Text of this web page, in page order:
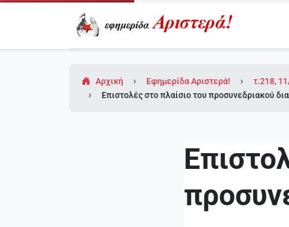
Αρχική Εφημερίδα Αριστερά!
τ.218,
Eπιστολές στο πλαίσιο του προσυνεδριακού